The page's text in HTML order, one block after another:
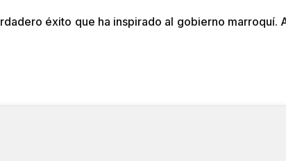
éxito que ha inspirado al gobierno marroquí.